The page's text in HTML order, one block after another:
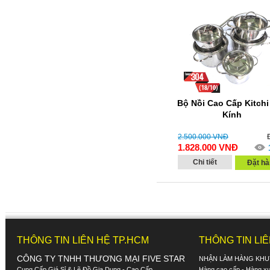
Bộ Nồi Cao Cấp Kitchi
Kính
2.500.000VNĐ
1.828.000 VNĐ
Chi tiết Đặt
THÔNG TIN LIÊN HỆ TP.HCM
CÔNG TY TNHH THƯƠNG MẠI FIVE STAR
THÔNG TIN
NHẬN LÀM HÀNG